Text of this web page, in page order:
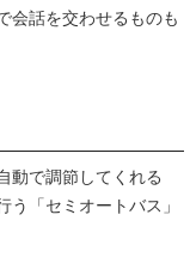
会話を交わせるものも
動で調節してくれる
う「セミオートバス」